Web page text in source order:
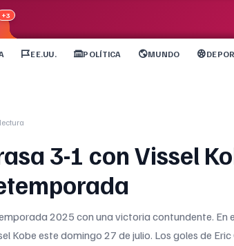
+3
EE.UU. POLÍTICA MUNDO
3-1 con Vissel
2025 con una victoria contundente. En
Kobe este domingo 27 de julio. Los goles de